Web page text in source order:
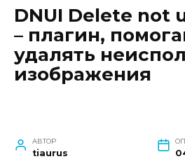
DNUI Delete not
– плагин,
удалять
изображения
АВТОР
tiaurus